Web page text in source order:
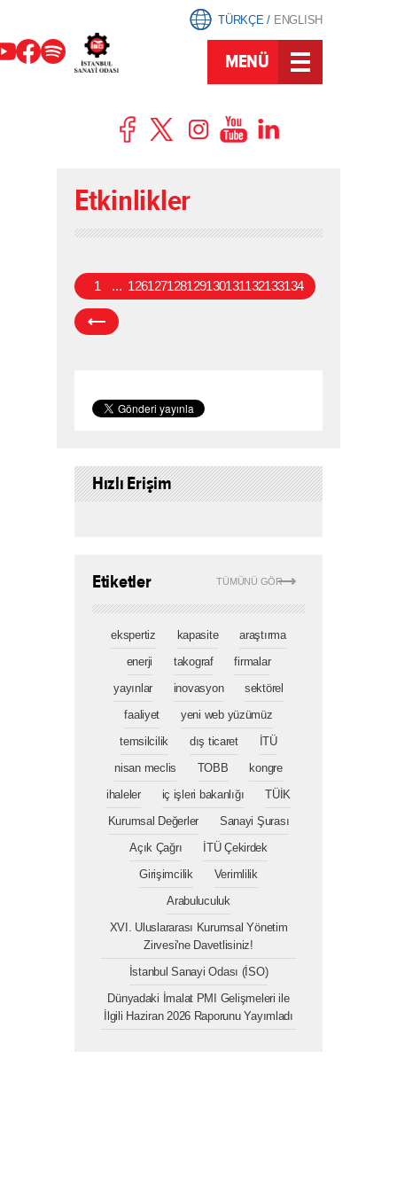
TÜRKÇE/ ENGLISH
MENÜ
Etkinlikler
1 ... 126127128129130131132133134
Hızlı Erişim
TÜMÜNÜ GÖR
Etiketler
ekspertiz kapasite
araştırma
enerji
takograf
firmalar
yayınlar
inovasyon
sektörel
faaliyet
yeni web yüzümüz
temsilcilik
dış ticaret
İTÜ
nisan meclis
TOBB
kongre
ihaleler
iç işleri bakanlığı
TÜİK
Kurumsal Değerler
Sanayi Şurası
Açık Çağrı
İTÜ Çekirdek
Girişimcilik
Verimlilik
Arabuluculuk
XVI. Uluslararası Kurumsal Yönetim
Zirvesi'ne Davetlisiniz!
İstanbul Sanayi Odası (İSO)
Dünyadaki İmalat PMI Gelişmeleri ile
İlgili Haziran 2026 Raporunu Yayımladı